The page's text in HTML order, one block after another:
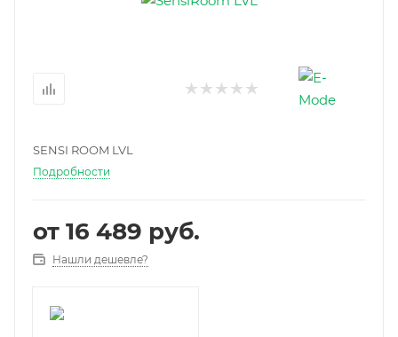
SENSI ROOM LVL
Подробности
от 16 489 руб.
Нашли дешевле?